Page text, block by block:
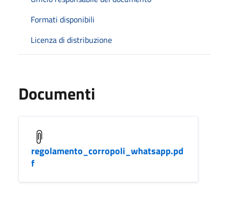
Formati disponibili
Licenza di distribuzione
Documenti
regolamento_corropoli_whatsapp.pd
f